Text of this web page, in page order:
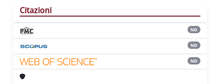
Citazioni
ND
ND
ND